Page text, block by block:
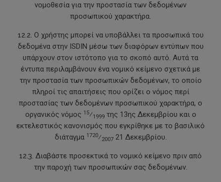
νομοθεσία για την προστασία των δεδομένων
προσωπικού χαρακτήρα.
12.2. Ο χρήστης μπορεί να υποβάλλει τα προσωπικά του
δεδομένα στην ISDIN μέσω των διαφόρων εντύπων που
υπάρχουν στον ιστότοπο για το σκοπό αυτό. Αυτά τα
έντυπα περιλαμβάνουν ένα νομικό κείμενο σχετικά με
την προστασία των προσωπικών δεδομένων, το οποίο
πληροί τις απαιτήσεις που ορίζει ο νόμος περί
προστασίας των δεδομένων προσωπικού χαρακτήρα, ο
οργανικός νόμος 15⁄1999της 13ης Δεκεμβρίου και ο
εκτελεστικός κανονισμός που εγκρίθηκε με το βασιλικό
διάταγμα 1720⁄200721 Δεκεμβρίου.
12.3. Διαβάστε προσεκτικά το νομικό κείμενο πριν από
την παροχή των προσωπικών σας δεδομένων.